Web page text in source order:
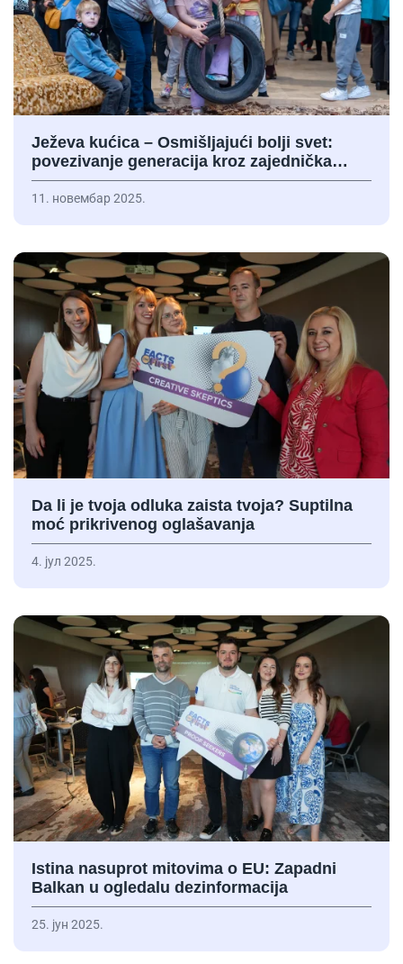
Ježeva kućica – Osmišljajući bolji svet:
povezivanje generacija kroz zajednička…
11. новембар 2025.
Da li je tvoja odluka zaista tvoja? Suptilna
moć prikrivenog oglašavanja
4. јул 2025.
Istina nasuprot mitovima o EU: Zapadni
Balkan u ogledalu dezinformacija
25. јун 2025.